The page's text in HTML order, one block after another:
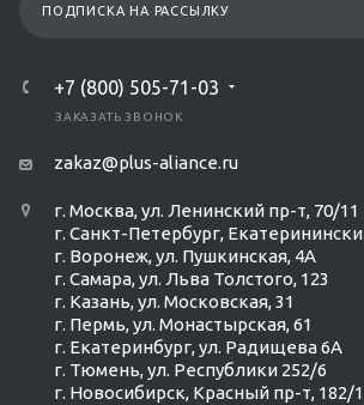
ПОДПИСКА НА РАССЫЛКУ
+7 (800) 505-71-03
ЗАКАЗАТЬ ЗВОНОК
zakaz@plus-aliance.ru
г. Москва, ул. Ленинский пр-т, 70/11
г. Санкт-Петербург,
г. Воронеж, ул. Пушкинская, 4А
г. Самара, ул. Льва Толстого, 123
г. Казань, ул. Московская, 31
г. Пермь, ул. Монастырская, 61
г. Екатеринбург, ул. Радищева 6А
г. Тюмень, ул. Республики 252/6
г. Новосибирск, Красный пр-т, 182/1